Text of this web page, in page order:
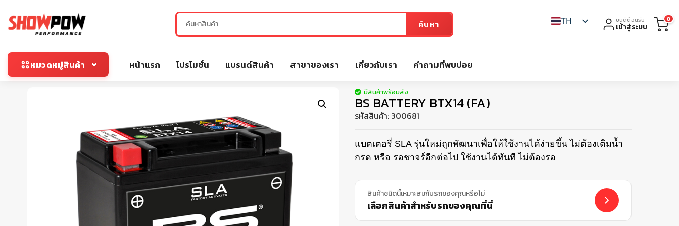
ค้นหา TH ยินดีต้อนรับ
เข้าสู่ระบบ
0
หมวดหมู่สินค้า หน้าแรก โปรโมชั่น แบรนด์สินค้า สาขาของเรา เกี่ยวกับเรา คำถามที่พบบ่อย
มีสินค้าพร้อมส่ง
BS BATTERY BTX14 (FA)
รหัสสินค้า: 300681
แบตเตอรี่ SLA รุ่นใหม่ถูกพัฒนาเพื่อให้ใช้งานได้ง่ายขึ้น ไม่ต้องเติมนํ้า
กรด หรือ รอชาจร์อีกต่อไป ใช้งานได้ทันที ไม่ต้องรอ
สินค้าชนิดนี้เหมาะสมกับรถของคุณหรือไม่
เลือกสินค้าสำหรับรถของคุณที่นี่